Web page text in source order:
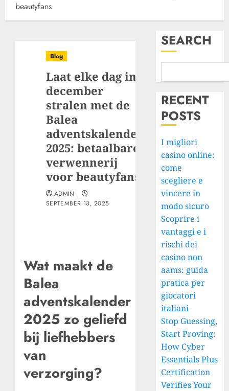
beautyfans
Blog
Laat elke dag in
december
stralen met de
Balea
adventskalender
2025: betaalbare
verwennerij
voor beautyfans
ADMIN
SEPTEMBER 13, 2025
Wat maakt de
Balea
adventskalender
2025 zo geliefd
bij liefhebbers
van
verzorging?
SEARCH
RECENT
POSTS
I migliori
casino online:
come
scegliere e
vincere in
modo sicuro
Scoprire i
vantaggi e i
rischi dei
casino non
aams: guida
pratica per
giocatori
italiani
Stop Guessing,
Start Proving:
How Cyber
Essentials Plus
Certification
Verifies Your